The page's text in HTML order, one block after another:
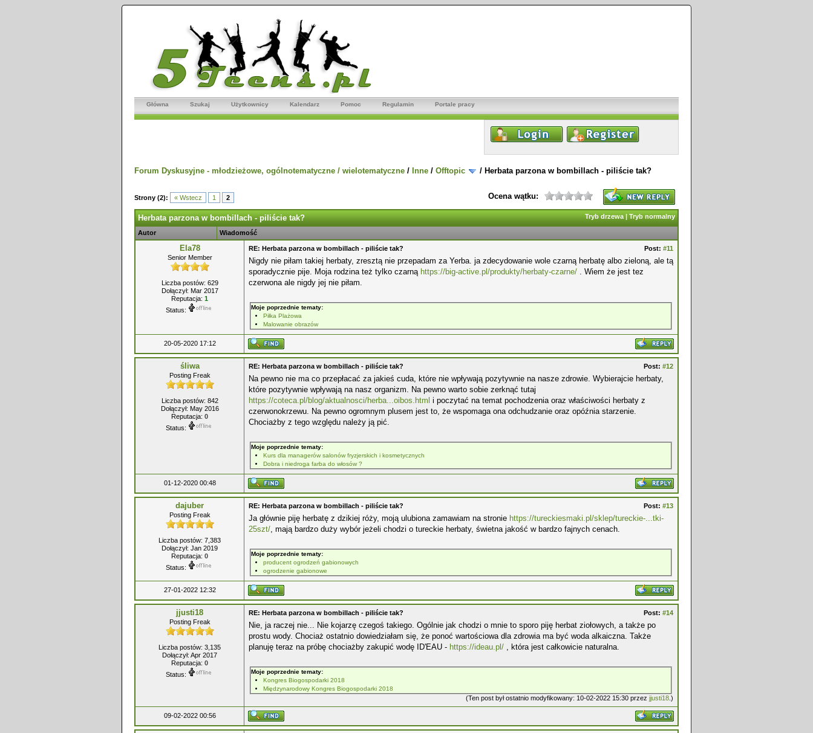
Główna Szukaj Użytkownicy Kalendarz Pomoc Regulamin Portale pracy
Forum Dyskusyjne - młodzieżowe, ogólnotematyczne / wielotematyczne / Inne / Offtopic / Herbata parzona w bombillach - piliście tak?
Strony (2): « Wstecz 1 2 Ocena wątku:
Tryb drzewa | Tryb normalny
Herbata parzona w bombillach - piliście tak?
Autor Wiadomość
Ela78
Senior Member
Liczba postów: 629
Dołączył: Mar 2017
Reputacja: 1
Status:
Post: #11
RE: Herbata parzona w bombillach - piliście tak?
Nigdy nie piłam takiej herbaty, zresztą nie przepadam za Yerba. ja zdecydowanie wole czarną herbatę albo zieloną, ale tą
sporadycznie pije. Moja rodzina też tylko czarną https://big-active.pl/produkty/herbaty-czarne/ . Wiem że jest tez
czerwona ale nigdy jej nie piłam.
Moje poprzednie tematy:
Piłka Plażowa
Malowanie obrazów
20-05-2020 17:12
śliwa
Posting Freak
Liczba postów: 842
Dołączył: May 2016
Reputacja: 0
Status:
Post: #12
RE: Herbata parzona w bombillach - piliście tak?
Na pewno nie ma co przepłacać za jakieś cuda, które nie wpływają pozytywnie na nasze zdrowie. Wybierajcie herbaty,
które pozytywnie wpływają na nasz organizm. Na pewno warto sobie zerknąć tutaj
https://coteca.pl/blog/aktualnosci/herba...oibos.html i poczytać na temat pochodzenia oraz właściwości herbaty z
czerwonokrzewu. Na pewno ogromnym plusem jest to, że wspomaga ona odchudzanie oraz opóźnia starzenie.
Chociażby z tego względu należy ją pić.
Moje poprzednie tematy:
Kurs dla managerów salonów fryzjerskich i kosmetycznych
Dobra i niedroga farba do włosów ?
01-12-2020 00:48
dajuber
Posting Freak
Liczba postów: 7,383
Dołączył: Jan 2019
Reputacja: 0
Status:
Post: #13
RE: Herbata parzona w bombillach - piliście tak?
Ja głównie piję herbatę z dzikiej róży, moją ulubiona zamawiam na stronie https://tureckiesmaki.pl/sklep/tureckie-...tki-
25szt/, mają bardzo duży wybór jeżeli chodzi o tureckie herbaty, świetna jakość w bardzo fajnych cenach.
Moje poprzednie tematy:
producent ogrodzeń gabionowych
ogrodzenie gabionowe
27-01-2022 12:32
jjusti18
Posting Freak
Liczba postów: 3,135
Dołączył: Apr 2017
Reputacja: 0
Status:
Post: #14
RE: Herbata parzona w bombillach - piliście tak?
Nie, ja raczej nie... Nie kojarzę czegoś takiego. Ogólnie jak chodzi o mnie to sporo piję herbat ziołowych, a także po
prostu wody. Chociaż ostatnio dowiedziałam się, że ponoć wartościowa dla zdrowia ma być woda alkaiczna. Także
planuję teraz na próbę chociażby zakupić wodę ID'EAU - https://ideau.pl/ , która jest całkowicie naturalna.
Moje poprzednie tematy:
Kongres Biogospodarki 2018
Międzynarodowy Kongres Biogospodarki 2018
(Ten post był ostatnio modyfikowany: 10-02-2022 15:30 przez jjusti18 .)
09-02-2022 00:56